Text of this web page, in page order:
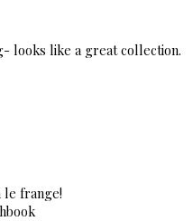
looks like a great collection.
le frange!